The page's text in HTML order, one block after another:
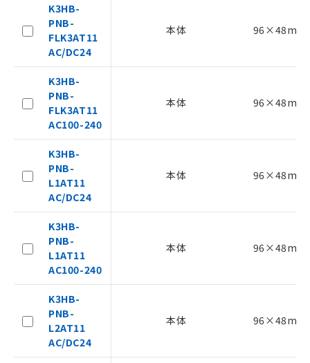
K3HB-
PNB-
FLK3AT11
AC/DC24
本体 96×48mm
K3HB-
PNB-
FLK3AT11
AC100-240
本体 96×48mm
K3HB-
PNB-
L1AT11
AC/DC24
本体 96×48mm
K3HB-
PNB-
L1AT11
AC100-240
本体 96×48mm
K3HB-
PNB-
L2AT11
AC/DC24
本体 96×48mm
空
白
受注生産機種、また在庫状況の
情報を公開していない機種
ビス）をご利用いただくには、I-Web
メンバーズにご登録されている必要が
あります。
および当社の共同利用者が、当社の製
品・サービスに関するお客様との取
引・商談に必要な範囲で利用すること
の共同利用に関して"
用者の範囲」に記載されている法人を
指します。